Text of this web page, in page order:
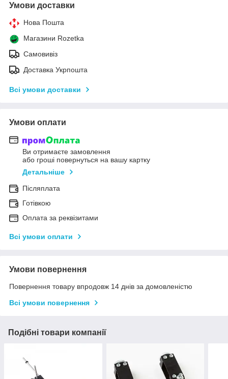
Умови доставки
Нова Пошта
Магазини Rozetka
Самовивіз
Доставка Укрпошта
Всі умови доставки
Умови оплати
Ви отримаєте замовлення
або гроші повернуться на вашу картку
Детальніше
Післяплата
Готівкою
Оплата за реквізитами
Всі умови оплати
Умови повернення
Повернення товару впродовж 14 днів за домовленістю
Всі умови повернення
Подібні товари компанії